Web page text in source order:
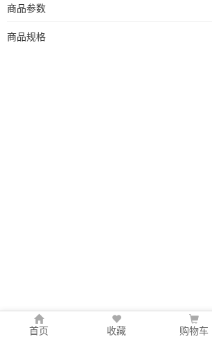
商品参数
商品规格
首页 收藏 购物车